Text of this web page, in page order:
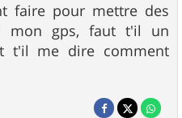
faire pour mettre des
mon gps, faut t'il un
t'il me dire comment